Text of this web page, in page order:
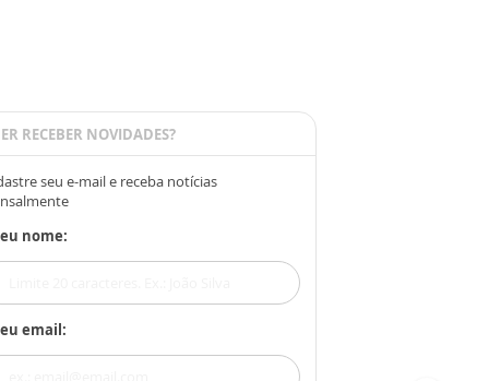
RECEBER NOVIDADES?
seu e-mail e receba notícias
nome:
email: